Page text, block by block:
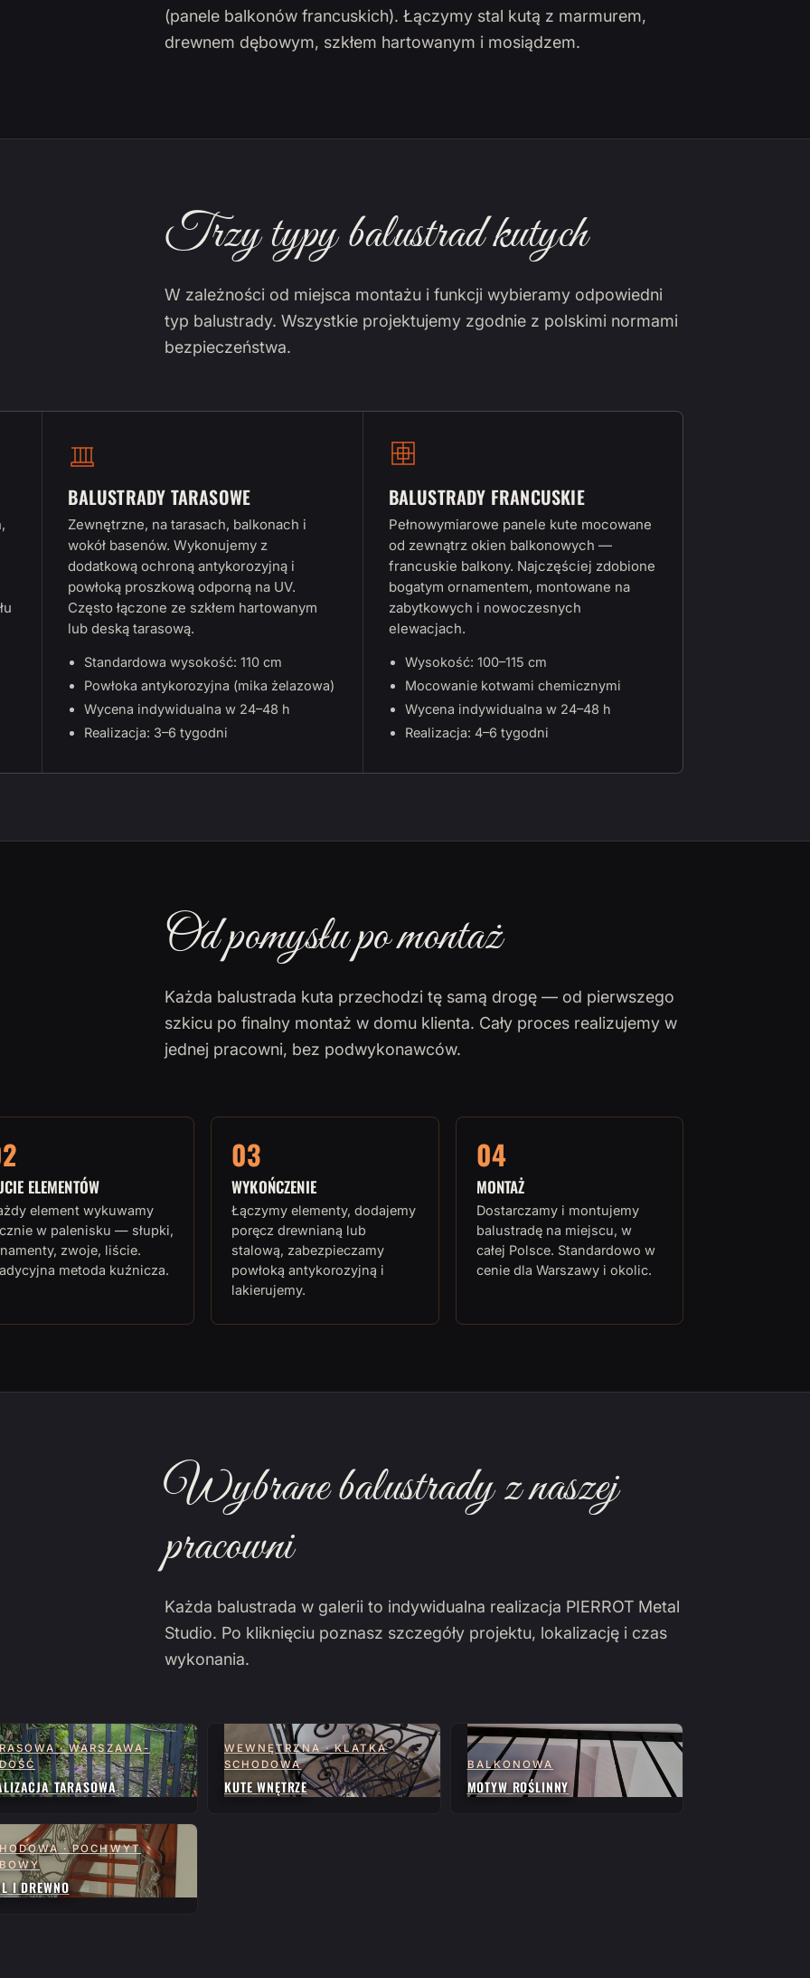
(panele balkonów francuskich). Łączymy stal kutą z marmurem,
drewnem dębowym, szkłem hartowanym i mosiądzem.
Trzy typy balustrad kutych
W zależności od miejsca montażu i funkcji wybieramy odpowiedni
typ balustrady. Wszystkie projektujemy zgodnie z polskimi normami
bezpieczeństwa.
BALUSTRADY TARASOWE
Zewnętrzne, na tarasach, balkonach i
wokół basenów. Wykonujemy z
dodatkową ochroną antykorozyjną i
powłoką proszkową odporną na UV.
Często łączone ze szkłem hartowanym
lub deską tarasową.
Standardowa wysokość: 110 cm
Powłoka antykorozyjna (mika żelazowa)
Wycena indywidualna w 24–48 h
Realizacja: 3–6 tygodni
BALUSTRADY FRANCUSKIE
Pełnowymiarowe panele kute mocowane
od zewnątrz okien balkonowych —
francuskie balkony. Najczęściej zdobione
bogatym ornamentem, montowane na
zabytkowych i nowoczesnych
elewacjach.
Wysokość: 100–115 cm
Mocowanie kotwami chemicznymi
Wycena indywidualna w 24–48 h
Realizacja: 4–6 tygodni
Od pomysłu po montaż
Każda balustrada kuta przechodzi tę samą drogę — od pierwszego
szkicu po finalny montaż w domu klienta. Cały proces realizujemy w
jednej pracowni, bez podwykonawców.
ELEMENTÓW
element wykuwamy
w palenisku — słupki,
zwoje, liście.
metoda kuźnicza.
03
WYKOŃCZENIE
Łączymy elementy, dodajemy
poręcz drewnianą lub
stalową, zabezpieczamy
powłoką antykorozyjną i
lakierujemy.
04
MONTAŻ
Dostarczamy i montujemy
balustradę na miejscu, w
całej Polsce. Standardowo w
cenie dla Warszawy i okolic.
Wybrane balustrady z naszej
pracowni
Każda balustrada w galerii to indywidualna realizacja PIERROT Metal
Studio. Po kliknięciu poznasz szczegóły projektu, lokalizację i czas
wykonania.
· WARSZAWA-
TARASOWA
WEWNĘTRZNA · KLATKA
SCHODOWA
KUTE WNĘTRZE
BALKONOWA
MOTYW ROŚLINNY
· POCHWYT
I DREWNO